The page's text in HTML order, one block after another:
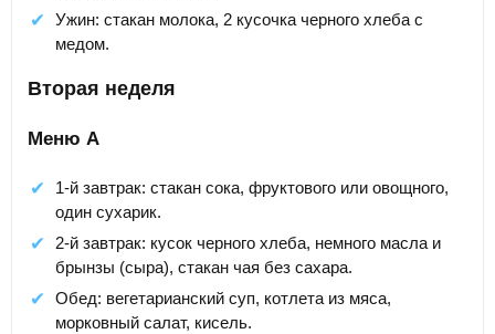
Ужин: стакан молока, 2 кусочка черного хлеба с
медом.
Вторая неделя
Меню А
1-й завтрак: стакан сока, фруктового или овощного,
один сухарик.
2-й завтрак: кусок черного хлеба, немного масла и
брынзы (сыра), стакан чая без сахара.
Обед: вегетарианский суп, котлета из мяса,
морковный салат, кисель.